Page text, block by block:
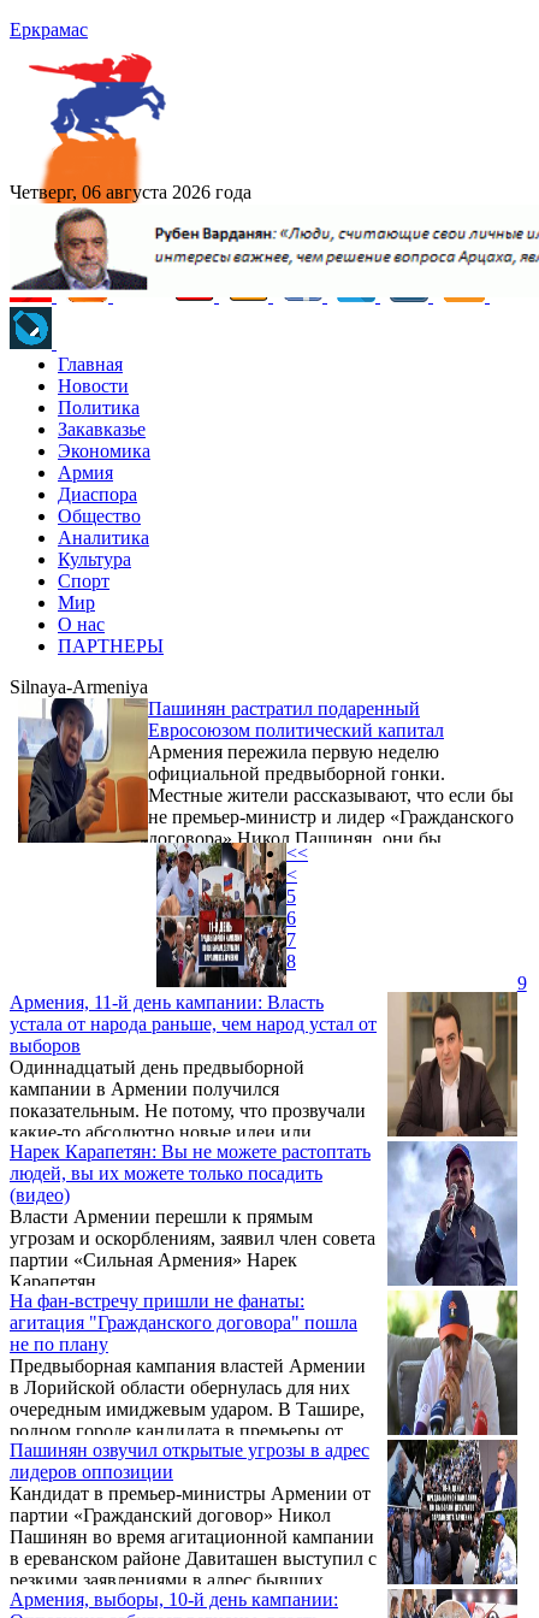
Еркрамас
Четверг, 06 августа 2026 года
Главная
Новости
Политика
Закавказье
Экономика
Армия
Диаспора
Общество
Аналитика
Культура
Спорт
Мир
О нас
ПАРТНЕРЫ
Silnaya-Armeniya
Пашинян растратил подаренный
Евросоюзом политический капитал
Армения пережила первую неделю
официальной предвыборной гонки.
Местные жители рассказывают, что если бы
не премьер-министр и лидер «Гражданского
договора» Никол Пашинян, они бы,
возможно, даже не заметили перемен.
Впрочем, это не комплимент, пишет
российская «Независимая газета».
Армения, 11-й день кампании: Власть
устала от народа раньше, чем народ устал от
выборов
Одиннадцатый день предвыборной
кампании в Армении получился
показательным. Не потому, что прозвучали
какие-то абсолютно новые идеи или
неожиданно сменилась политическая
повестка. Наоборот — именно
устойчивость сюжетов и стала главным
итогом дня.
Нарек Карапетян: Вы не можете растоптать
людей, вы их можете только посадить
(видео)
Власти Армении перешли к прямым
угрозам и оскорблениям, заявил член совета
партии «Сильная Армения» Нарек
Карапетян.
На фан-встречу пришли не фанаты:
агитация "Гражданского договора" пошла
не по плану
Предвыборная кампания властей Армении
в Лорийской области обернулась для них
очередным имиджевым ударом. В Ташире,
родном городе кандидата в премьеры от
партии «Сильная Армения» Самвела
Карапетяна, кортеж министра обороны
Сурена Папикяна, приехавшего
агитировать за «Гражданский договор»,
встретили лозунгами «Самвел — премьер!».
После случившегося десять человек были
задержаны по делу о «препятствовании
предвыборной кампании».
Пашинян озвучил открытые угрозы в адрес
лидеров оппозиции
Кандидат в премьер-министры Армении от
партии «Гражданский договор» Никол
Пашинян во время агитационной кампании
в ереванском районе Давиташен выступил с
резкими заявлениями в адрес бывших
руководителей страны и организаторов
Армения, выборы, 10-й день кампании:
<<
<
5
6
7
8
9